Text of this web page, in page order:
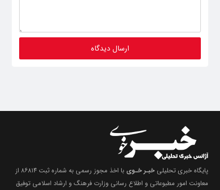
پایگاه خبری تحلیلی خبـر خـوی
با اخذ مجوز رسمی به شماره ثبت ۸۶۸۱۴ از
معاونت امور مطبوعاتی و اطلاع رسانی وزارت فرهنگ و ارشاد اسلامی توفیق